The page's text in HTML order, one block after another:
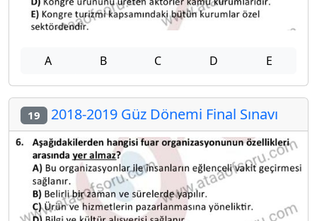
A B C D E
19 2018-2019 Güz Dönemi Final Sınavı